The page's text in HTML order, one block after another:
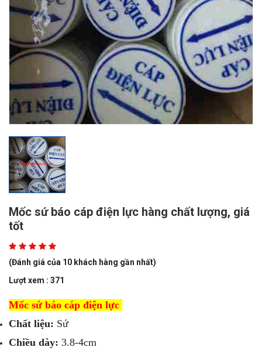
Mốc sứ báo cáp điện lực hàng chất lượng, giá
tốt
(Đánh giá của 10 khách hàng gần nhất)
Lượt xem : 371
Mốc sứ báo cáp điện lực
Chất liệu: Sứ
Chiều dày: 3.8-4cm